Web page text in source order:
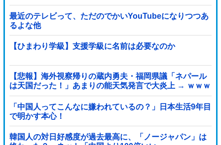
最近のテレビって、ただのでかいYouTubeになりつつあ
るよな他
【ひまわり学級】支援学級に名前は必要なのか
【悲報】海外視察帰りの蔵内勇夫・福岡県議「ネパール
は天国だった！」あまりの能天気発言で大炎上 → ｗｗｗ
ｗｗｗｗｗｗｗｗｗｗｗ
「中国人ってこんなに嫌われているの？」日本生活9年目
で明かす本心！
韓国人の対日好感度が過去最高に、「ノージャパン」は